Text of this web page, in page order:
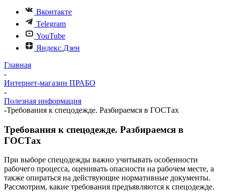
Вконтакте
Telegram
YouTube
Яндекс.Дзен
Главная
-
Интернет-магазин ПРАБО
-
Полезная информация
-Требования к спецодежде. Разбираемся в ГОСТах
Требования к спецодежде. Разбираемся в
ГОСТах
При выборе спецодежды важно учитывать особенности
рабочего процесса, оценивать опасности на рабочем месте, а
также опираться на действующие нормативные документы.
Рассмотрим, какие требования предъявляются к спецодежде.